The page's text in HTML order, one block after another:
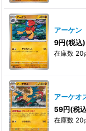
アーケ
9円(税込)
在庫数 20
アーケオ
59円(税
在庫数 20